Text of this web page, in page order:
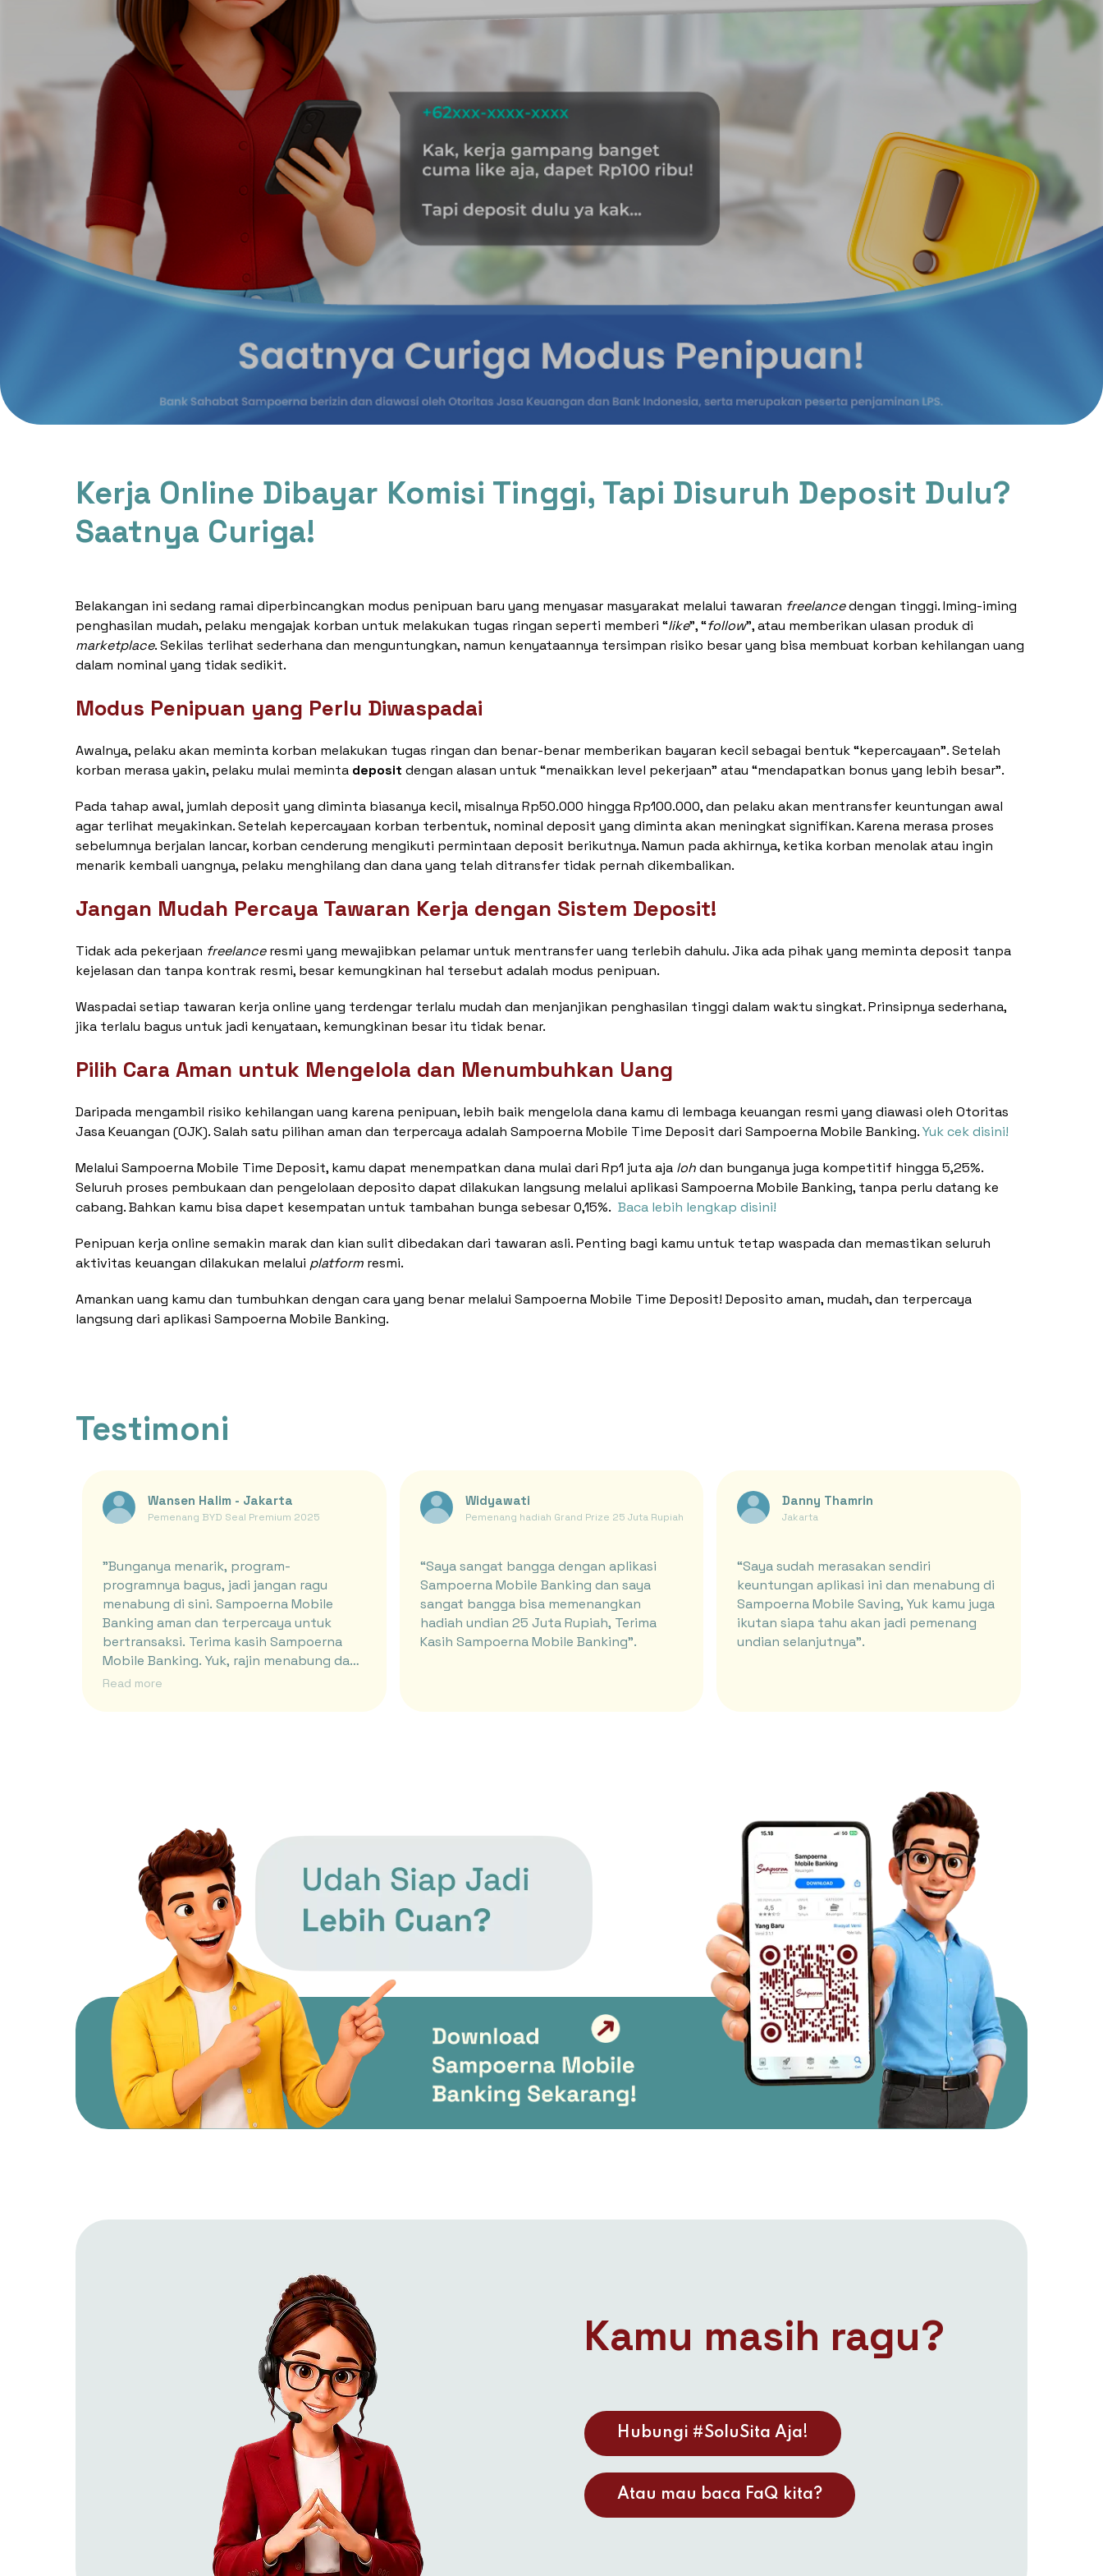
Kerja Online Dibayar Komisi Tinggi, Tapi Disuruh Deposit Dulu?
Saatnya Curiga!
Belakangan ini sedang ramai diperbincangkan modus penipuan baru yang menyasar masyarakat melalui tawaran freelancedengan tinggi. Iming-iming
penghasilan mudah, pelaku mengajak korban untuk melakukan tugas ringan seperti memberi “like”, “follow”, atau memberikan ulasan produk di
marketplace. Sekilas terlihat sederhana dan menguntungkan, namun kenyataannya tersimpan risiko besar yang bisa membuat korban kehilangan uang
dalam nominal yang tidak sedikit.
Modus Penipuan yang Perlu Diwaspadai
Awalnya, pelaku akan meminta korban melakukan tugas ringan dan benar-benar memberikan bayaran kecil sebagai bentuk “kepercayaan”. Setelah
korban merasa yakin, pelaku mulai meminta deposit dengan alasan untuk “menaikkan level pekerjaan” atau “mendapatkan bonus yang lebih besar”.
Pada tahap awal, jumlah deposit yang diminta biasanya kecil, misalnya Rp50.000 hingga Rp100.000, dan pelaku akan mentransfer keuntungan awal
agar terlihat meyakinkan. Setelah kepercayaan korban terbentuk, nominal deposit yang diminta akan meningkat signifikan. Karena merasa proses
sebelumnya berjalan lancar, korban cenderung mengikuti permintaan deposit berikutnya. Namun pada akhirnya, ketika korban menolak atau ingin
menarik kembali uangnya, pelaku menghilang dan dana yang telah ditransfer tidak pernah dikembalikan.
Jangan Mudah Percaya Tawaran Kerja dengan Sistem Deposit!
Tidak ada pekerjaan freelanceresmi yang mewajibkan pelamar untuk mentransfer uang terlebih dahulu. Jika ada pihak yang meminta deposit tanpa
kejelasan dan tanpa kontrak resmi, besar kemungkinan hal tersebut adalah modus penipuan.
Waspadai setiap tawaran kerja online yang terdengar terlalu mudah dan menjanjikan penghasilan tinggi dalam waktu singkat. Prinsipnya sederhana,
jika terlalu bagus untuk jadi kenyataan, kemungkinan besar itu tidak benar.
Pilih Cara Aman untuk Mengelola dan Menumbuhkan Uang
Daripada mengambil risiko kehilangan uang karena penipuan, lebih baik mengelola dana kamu di lembaga keuangan resmi yang diawasi oleh Otoritas
Jasa Keuangan (OJK). Salah satu pilihan aman dan terpercaya adalah Sampoerna Mobile Time Deposit dari Sampoerna Mobile Banking.Yuk cek disini!
Melalui Sampoerna Mobile Time Deposit, kamu dapat menempatkan dana mulai dari Rp1 juta aja lohdan bunganya juga kompetitif hingga 5,25%.
Seluruh proses pembukaan dan pengelolaan deposito dapat dilakukan langsung melalui aplikasi Sampoerna Mobile Banking, tanpa perlu datang ke
cabang. Bahkan kamu bisa dapet kesempatan untuk tambahan bunga sebesar 0,15%. Baca lebih lengkap disini!
Penipuan kerja online semakin marak dan kian sulit dibedakan dari tawaran asli. Penting bagi kamu untuk tetap waspada dan memastikan seluruh
aktivitas keuangan dilakukan melalui platform resmi.
Amankan uang kamu dan tumbuhkan dengan cara yang benar melalui Sampoerna Mobile Time Deposit! Deposito aman, mudah, dan terpercaya
langsung dari aplikasi Sampoerna Mobile Banking.
Testimoni
Wansen Halim - Jakarta
Pemenang BYD Seal Premium 2025
"Bunganya menarik, program-
programnya bagus, jadi jangan ragu
menabung di sini. Sampoerna Mobile
Banking aman dan terpercaya untuk
bertransaksi. Terima kasih Sampoerna
Mobile Banking. Yuk, rajin menabung dan
bertransaksi!"
Read more
Widyawati
Pemenang hadiah Grand Prize 25 Juta Rupiah Periode Januari-Maret 2022
“Saya sangat bangga dengan aplikasi
Sampoerna Mobile Banking dan saya
sangat bangga bisa memenangkan
hadiah undian 25 Juta Rupiah, Terima
Kasih Sampoerna Mobile Banking”.
Danny Thamrin
Jakarta
“Saya sudah merasakan sendiri
keuntungan aplikasi ini dan menabung di
Sampoerna Mobile Saving, Yuk kamu juga
ikutan siapa tahu akan jadi pemenang
undian selanjutnya”.
Kamu masih ragu?
Hubungi #SoluSita Aja!
Atau mau baca FaQ kita?